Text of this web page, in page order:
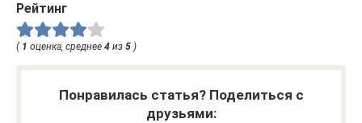
Рейтинг
( 1 оценка, среднее 4 из 5 )
Понравилась статья? Поделиться с
друзьями: